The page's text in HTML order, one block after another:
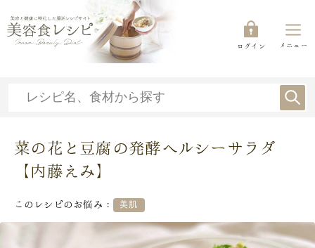
ログイン メニュー
菜の花と豆腐の発酵ヘルシーサラダ
【内藤えみ】
このレシピのお悩み： 美肌